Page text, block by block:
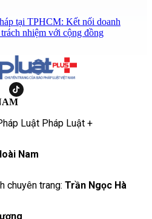
tại TPHCM: Kết nối doanh
nhiệm với cộng đồng
Luật Pháp Luật +
Nam
chuyên trang: Trần Ngọc Hà